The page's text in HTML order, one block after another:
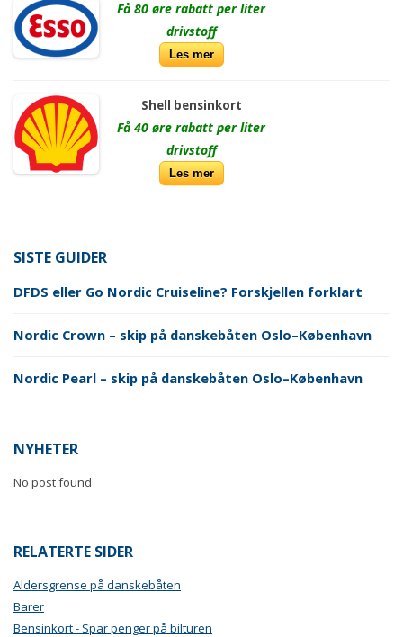
Få 80 øre rabatt per liter
drivstoff
Les mer
Shell bensinkort
Få 40 øre rabatt per liter
drivstoff
Les mer
SISTE GUIDER
DFDS eller Go Nordic Cruiseline? Forskjellen forklart
Nordic Crown – skip på danskebåten Oslo–København
Nordic Pearl – skip på danskebåten Oslo–København
NYHETER
No post found
RELATERTE SIDER
Aldersgrense på danskebåten
Barer
Bensinkort - Spar penger på bilturen